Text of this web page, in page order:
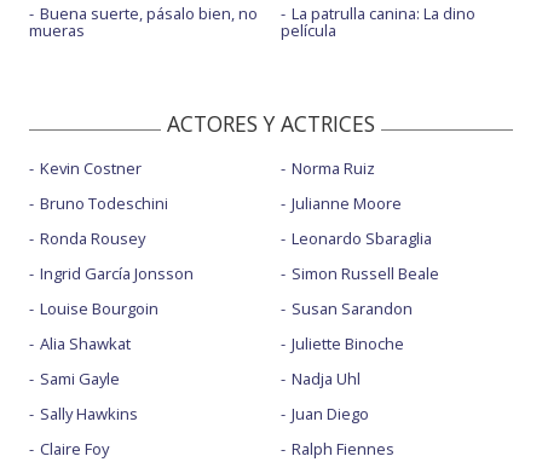
Buena suerte, pásalo bien, no
mueras
La patrulla canina: La dino
película
ACTORES Y ACTRICES
Kevin Costner
Bruno Todeschini
Ronda Rousey
Ingrid García Jonsson
Louise Bourgoin
Alia Shawkat
Sami Gayle
Sally Hawkins
Claire Foy
Norma Ruiz
Julianne Moore
Leonardo Sbaraglia
Simon Russell Beale
Susan Sarandon
Juliette Binoche
Nadja Uhl
Juan Diego
Ralph Fiennes